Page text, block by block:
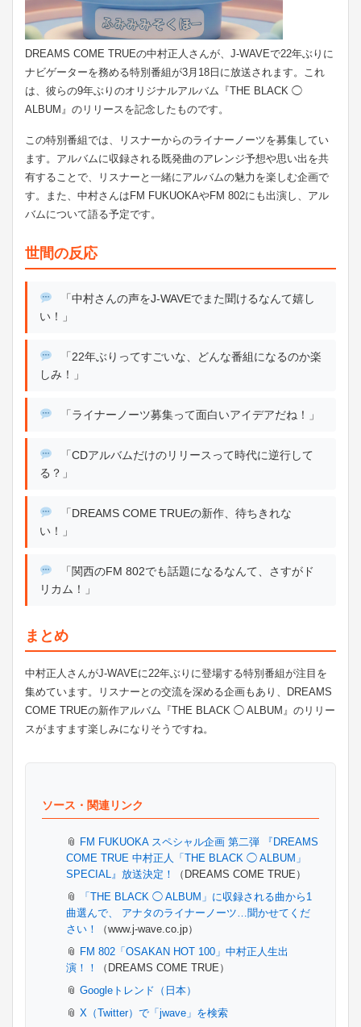
DREAMS COME TRUEの中村正人さんが、J-WAVEで22年ぶりに
ナビゲーターを務める特別番組が3月18日に放送されます。これ
は、彼らの9年ぶりのオリジナルアルバム『THE BLACK ◯
ALBUM』のリリースを記念したものです。
この特別番組では、リスナーからのライナーノーツを募集してい
ます。アルバムに収録される既発曲のアレンジ予想や思い出を共
有することで、リスナーと一緒にアルバムの魅力を楽しむ企画で
す。また、中村さんはFM FUKUOKAやFM 802にも出演し、アル
バムについて語る予定です。
世間の反応
「中村さんの声をJ-WAVEでまた聞けるなんて嬉し
い！」
「22年ぶりってすごいな、どんな番組になるのか楽
しみ！」
「ライナーノーツ募集って面白いアイデアだね！」
「CDアルバムだけのリリースって時代に逆行して
る？」
「DREAMS COME TRUEの新作、待ちきれな
い！」
「関西のFM 802でも話題になるなんて、さすがド
リカム！」
まとめ
中村正人さんがJ-WAVEに22年ぶりに登場する特別番組が注目を
集めています。リスナーとの交流を深める企画もあり、DREAMS
COME TRUEの新作アルバム『THE BLACK ◯ ALBUM』のリリー
スがますます楽しみになりそうですね。
ソース・関連リンク
FM FUKUOKA スペシャル企画 第二弾 『DREAMS
COME TRUE 中村正人「THE BLACK ◯ ALBUM」
SPECIAL』放送決定！
（DREAMS COME TRUE）
「THE BLACK ◯ ALBUM」に収録される曲から1
曲選んで、 アナタのライナーノーツ…聞かせてくだ
さい！
（www.j-wave.co.jp）
FM 802「OSAKAN HOT 100」中村正人生出
演！！
（DREAMS COME TRUE）
Googleトレンド（日本）
X（Twitter）で「jwave」を検索